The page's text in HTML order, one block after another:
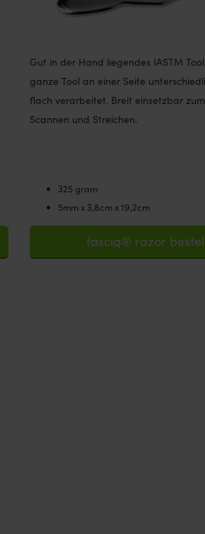
Gut in der Hand liegendes IASTM
ganze Tool an einer Seite
flach verarbeitet. Breit einsetzbar
Scannen und Streichen.
325 gram
5mm x 3,8cm x 19,2cm
fasciq® razor